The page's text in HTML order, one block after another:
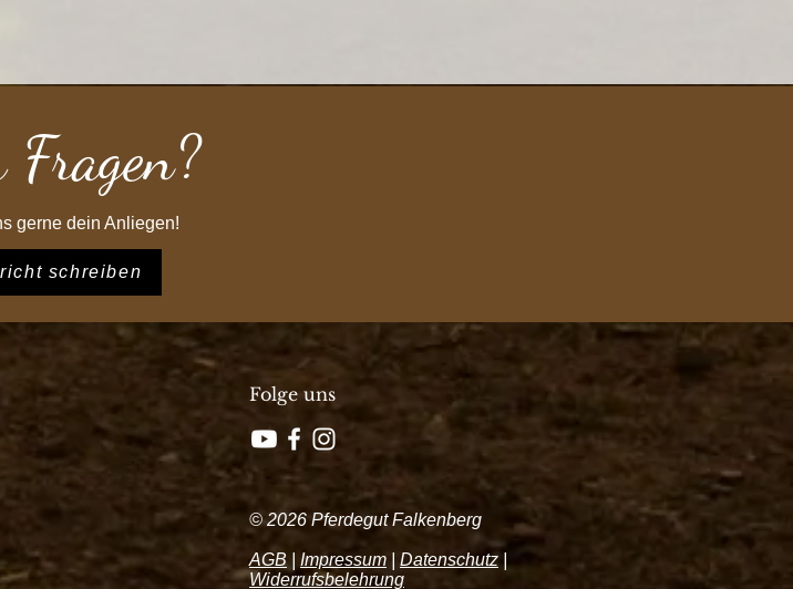
Fragen?
gerne dein Anliegen!
schreiben
Folge uns
© 2026 Pferdegut Falkenberg
AGB Impressum Datenschutz
Widerrufsbelehrung